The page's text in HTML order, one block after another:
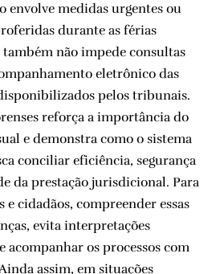
envolve medidas urgentes ou
durante as férias
também não impede consultas
eletrônico das
pelos tribunais.
reforça a importância do
e demonstra como o sistema
conciliar eficiência, segurança
da prestação jurisdicional. Para
e cidadãos, compreender essas
evita interpretações
acompanhar os processos com
assim, em situações